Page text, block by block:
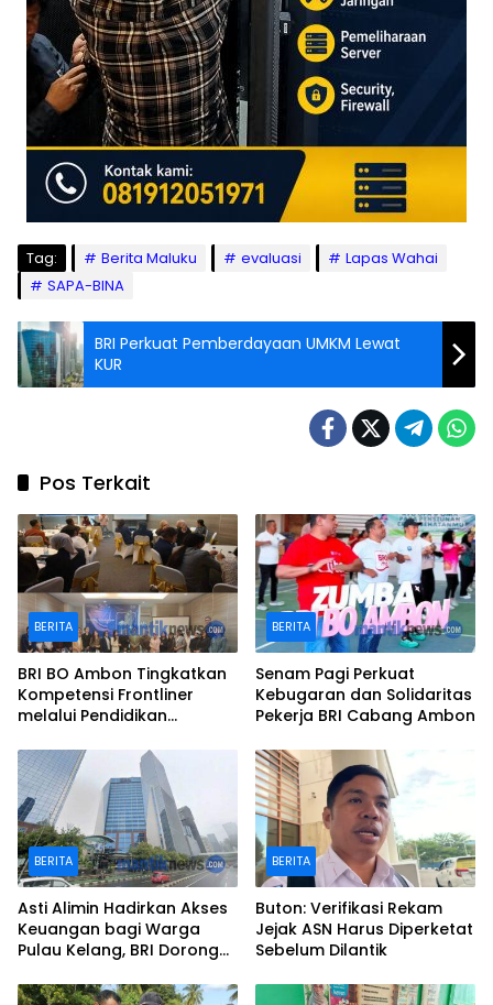
Tag: Berita Maluku evaluasi
Lapas Wahai
SAPA-BINA
BRI Perkuat Pemberdayaan UMKM Lewat
KUR
Pos Terkait
BERITA
BRI BO Ambon Tingkatkan
Kompetensi Frontliner
melalui Pendidikan
BERITA
Senam Pagi Perkuat
Kebugaran dan Solidaritas
Pekerja BRI Cabang Ambon
BERITA
Asti Alimin Hadirkan Akses
Keuangan bagi Warga
Pulau Kelang, BRI Dorong
Kepulauan
BERITA
Buton: Verifikasi Rekam
Jejak ASN Harus Diperketat
Sebelum Dilantik